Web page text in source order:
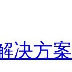
决方案